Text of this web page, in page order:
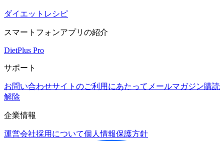
ダイエットレシピ
スマートフォンアプリの紹介
DietPlus Pro
サポート
お問い合わせサイトのご利用にあたって メールマガジン購読
解除
企業情報
運営会社採用について個人情報保護方針